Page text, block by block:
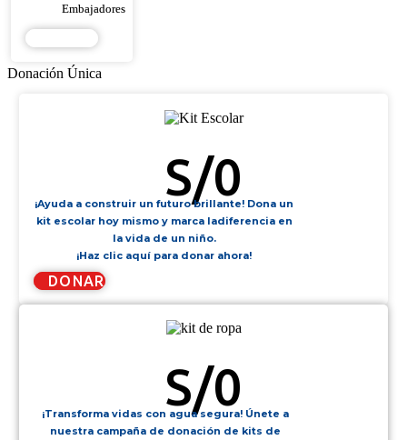
Embajadores
DONAR
Donación Única
S/0
¡Ayuda a construir un futuro brillante! Dona un
kit escolar hoy mismo y marca ladiferencia en
la vida de un niño.
¡Haz clic aquí para donar ahora!
DONAR
S/0
¡Transforma vidas con agua segura! Únete a
nuestra campaña de donación de kits de